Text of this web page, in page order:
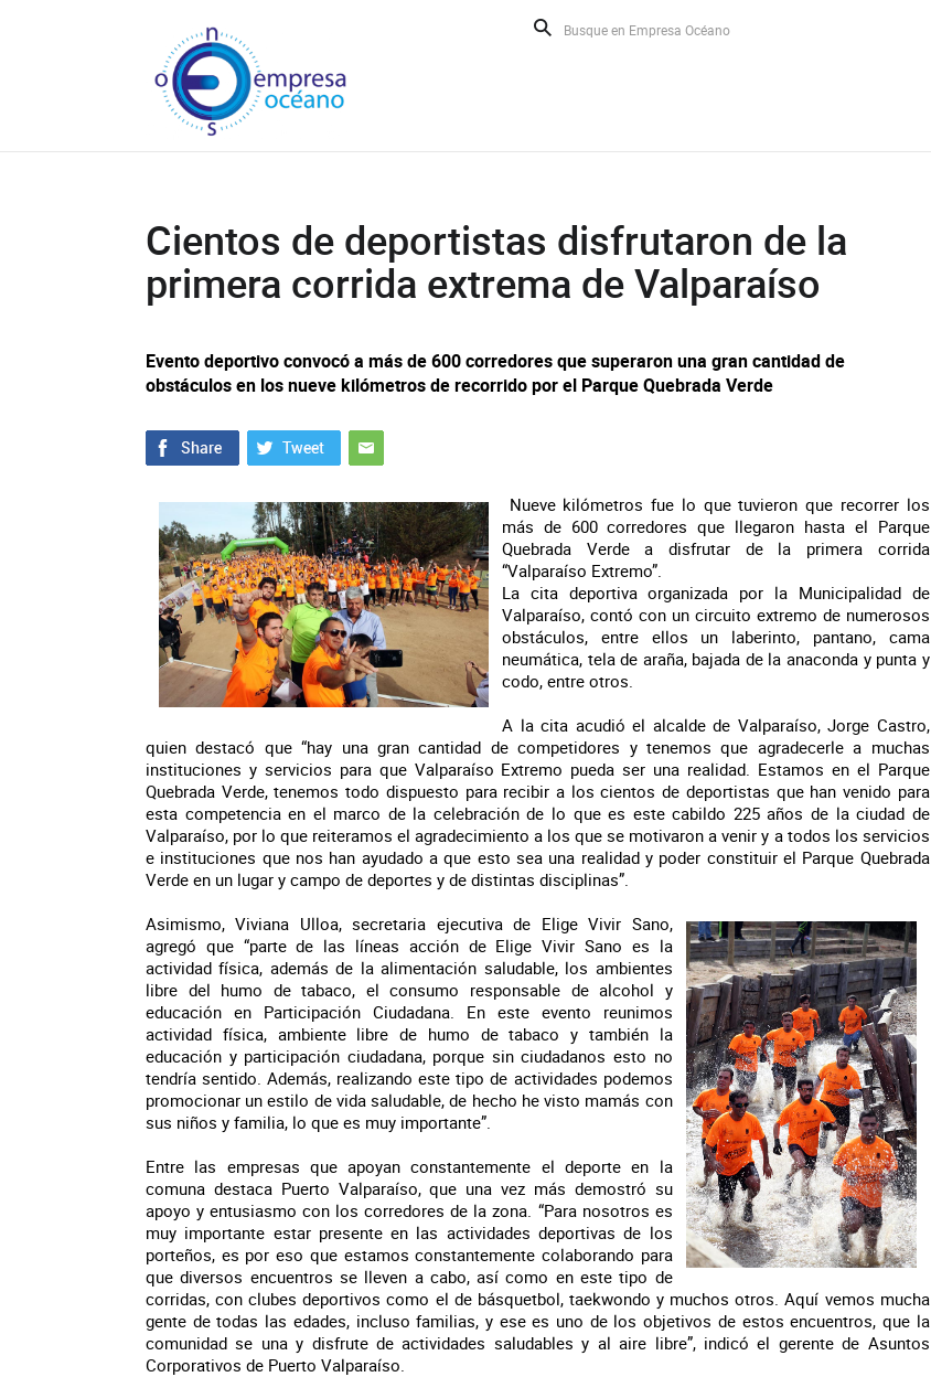
Cientos de deportistas disfrutaron de la
primera corrida extrema de Valparaíso
Evento deportivo convocó a más de 600 corredores que superaron una gran cantidad de
obstáculos en los nueve kilómetros de recorrido por el Parque Quebrada Verde
Nueve kilómetros fue lo que tuvieron que recorrer los
más de 600 corredores que llegaron hasta el Parque
Quebrada Verde a disfrutar de la primera corrida
“Valparaíso Extremo”.
La cita deportiva organizada por la Municipalidad de
Valparaíso, contó con un circuito extremo de numerosos
obstáculos, entre ellos un laberinto, pantano, cama
neumática, tela de araña, bajada de la anaconda y punta y
codo, entre otros.
A la cita acudió el alcalde de Valparaíso, Jorge Castro,
quien destacó que “hay una gran cantidad de competidores y tenemos que agradecerle a muchas
instituciones y servicios para que Valparaíso Extremo pueda ser una realidad. Estamos en el Parque
Quebrada Verde, tenemos todo dispuesto para recibir a los cientos de deportistas que han venido para
esta competencia en el marco de la celebración de lo que es este cabildo 225 años de la ciudad de
Valparaíso, por lo que reiteramos el agradecimiento a los que se motivaron a venir y a todos los servicios
e instituciones que nos han ayudado a que esto sea una realidad y poder constituir el Parque Quebrada
Verde en un lugar y campo de deportes y de distintas disciplinas”.
Asimismo, Viviana Ulloa, secretaria ejecutiva de Elige Vivir Sano,
agregó que “parte de las líneas acción de Elige Vivir Sano es la
actividad física, además de la alimentación saludable, los ambientes
libre del humo de tabaco, el consumo responsable de alcohol y
educación en Participación Ciudadana. En este evento reunimos
actividad física, ambiente libre de humo de tabaco y también la
educación y participación ciudadana, porque sin ciudadanos esto no
tendría sentido. Además, realizando este tipo de actividades podemos
promocionar un estilo de vida saludable, de hecho he visto mamás con
sus niños y familia, lo que es muy importante”.
Entre las empresas que apoyan constantemente el deporte en la
comuna destaca Puerto Valparaíso, que una vez más demostró su
apoyo y entusiasmo con los corredores de la zona. “Para nosotros es
muy importante estar presente en las actividades deportivas de los
porteños, es por eso que estamos constantemente colaborando para
que diversos encuentros se lleven a cabo, así como en este tipo de
corridas, con clubes deportivos como el de básquetbol, taekwondo y muchos otros. Aquí vemos mucha
gente de todas las edades, incluso familias, y ese es uno de los objetivos de estos encuentros, que la
comunidad se una y disfrute de actividades saludables y al aire libre”, indicó el gerente de Asuntos
Corporativos de Puerto Valparaíso.